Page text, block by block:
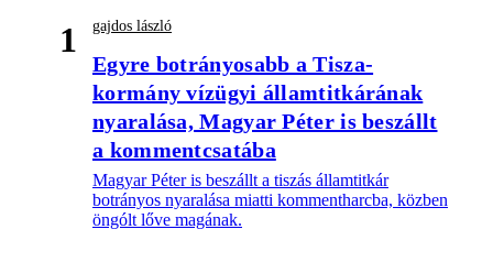
1 gajdos lászló
Egyre botrányosabb a Tisza-
kormány vízügyi államtitkárának
nyaralása, Magyar Péter is beszállt
a kommentcsatába
Magyar Péter is beszállt a tiszás államtitkár
botrányos nyaralása miatti kommentharcba, közben
öngólt lőve magának.